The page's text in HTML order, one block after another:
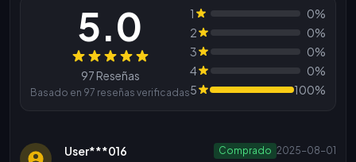
Reseñas
5.0
97 Reseñas
Basado en 97 reseñas verificadas
1
0%
2
0%
3
0%
4
0%
5
100%
User***016 Comprado 2025-08-01